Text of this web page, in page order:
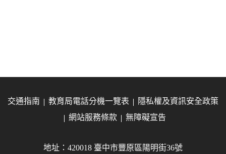
交通指南 教育局電話分機一覽表
隱私權及資訊安全政策
網站服務條款
無障礙宣告
地址：420018 臺中市豐原區陽明街36號